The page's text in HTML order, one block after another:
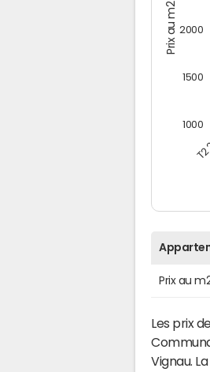
Prix au m2
1000
1500
2000
Prix au
Les prix
Vignau.